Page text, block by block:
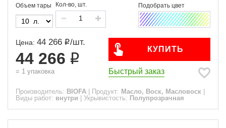
Объем тары Кол-во, шт.
Цена: 44 266 /шт.
44 266
= 1 упаковка
КУПИТЬ
Быстрый заказ
Производитель: BIOFA Продукт: Масло, Воск, Масловоск
Виды работ: внутри Укрывистость: Полупрозрачная